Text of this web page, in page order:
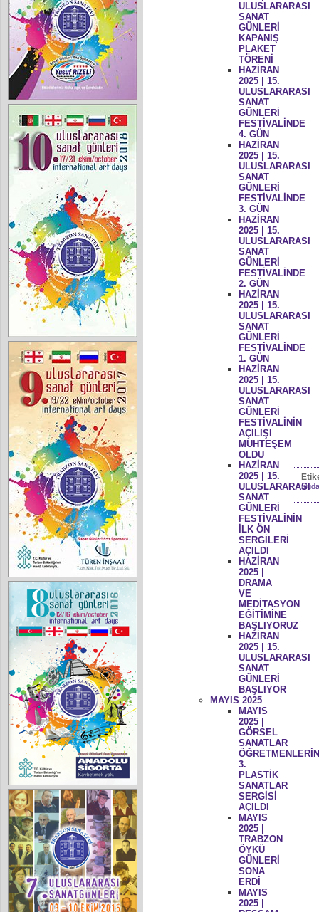
ULUSLARARASI
SANAT
GÜNLERİ
KAPANIŞ
PLAKET
TÖRENİ
HAZİRAN
2025 | 15.
ULUSLARARASI
SANAT
GÜNLERİ
FESTİVALİNDE
4. GÜN
HAZİRAN
2025 | 15.
ULUSLARARASI
SANAT
GÜNLERİ
FESTİVALİNDE
3. GÜN
HAZİRAN
2025 | 15.
ULUSLARARASI
SANAT
GÜNLERİ
FESTİVALİNDE
2. GÜN
HAZİRAN
2025 | 15.
ULUSLARARASI
SANAT
GÜNLERİ
FESTİVALİNDE
1. GÜN
HAZİRAN
2025 | 15.
ULUSLARARASI
SANAT
GÜNLERİ
FESTİVALİNİN
AÇILIŞI
MUHTEŞEM
OLDU
HAZİRAN
2025 | 15.
ULUSLARARASI
SANAT
GÜNLERİ
FESTİVALİNİN
İLK ÖN
SERGİLERİ
AÇILDI
HAZİRAN
2025 |
DRAMA
VE
MEDİTASYON
EĞİTİMİNE
BAŞLIYORUZ
HAZİRAN
2025 | 15.
ULUSLARARASI
SANAT
GÜNLERİ
BAŞLIYOR
MAYIS 2025
MAYIS
2025 |
GÖRSEL
SANATLAR
3.
PLASTİK
SANATLAR
SERGİSİ
AÇILDI
MAYIS
2025 |
TRABZON
ÖYKÜ
GÜNLERİ
SONA
ERDİ
MAYIS
2025 |